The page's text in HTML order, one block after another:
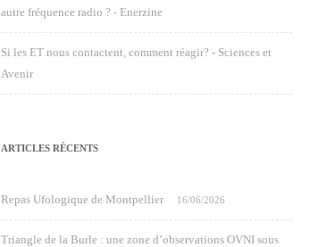
autre fréquence radio ? - Enerzine
Si les ET nous contactent, comment réagir? - Sciences et
Avenir
ARTICLES RÉCENTS
Repas Ufologique de Montpellier 16/06/2026
Triangle de la Burle : une zone d’observations OVNI sous